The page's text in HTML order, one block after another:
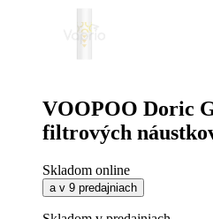
VOOPOO Doric
filtrových
Skladom online
a v 9 predajniach